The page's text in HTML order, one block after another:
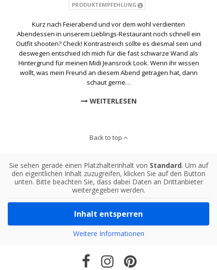
PRODUKTEMPFEHLUNG
Kurz nach Feierabend und vor dem wohl verdienten
Abendessen in unserem Lieblings-Restaurant noch schnell ein
Outfit shooten? Check! Kontrastreich sollte es diesmal sein und
deswegen entschied ich mich für die fast schwarze Wand als
Hintergrund für meinen Midi Jeansrock Look. Wenn ihr wissen
wollt, was mein Freund an diesem Abend getragen hat, dann
schaut gerne…
WEITERLESEN
Back to top
Sie sehen gerade einen Platzhalterinhalt von Standard. Um auf
den eigentlichen Inhalt zuzugreifen, klicken Sie auf den Button
unten. Bitte beachten Sie, dass dabei Daten an Drittanbieter
weitergegeben werden.
Inhalt entsperren
Weitere Informationen